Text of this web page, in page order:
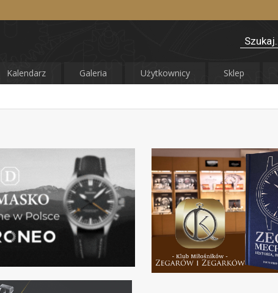
Kalendarz Galeria Użytkownicy Sklep